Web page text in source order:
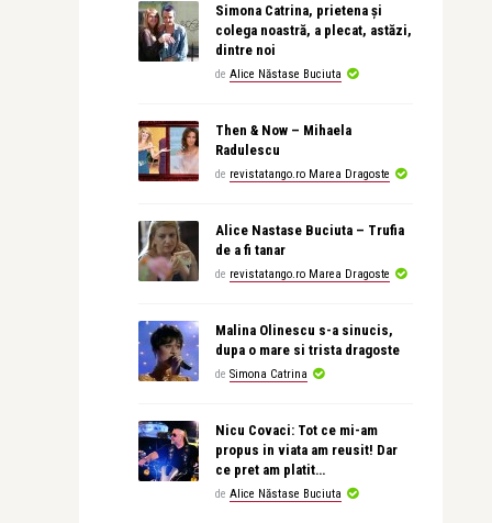
Simona Catrina, prietena și
colega noastră, a plecat, astăzi,
dintre noi
de Alice Năstase Buciuta
Then & Now – Mihaela
Radulescu
de revistatango.ro Marea Dragoste
Alice Nastase Buciuta – Trufia
de a fi tanar
de revistatango.ro Marea Dragoste
Malina Olinescu s-a sinucis,
dupa o mare si trista dragoste
de Simona Catrina
Nicu Covaci: Tot ce mi-am
propus in viata am reusit! Dar
ce pret am platit…
de Alice Năstase Buciuta